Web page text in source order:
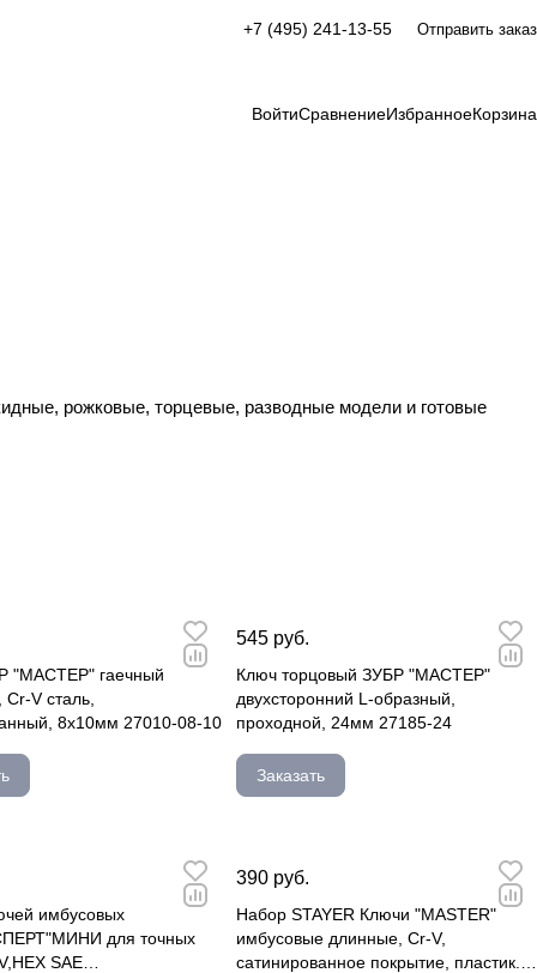
+7 (495) 241-13-55 Отправить заказ
ВойтиСравнениеИзбранноеКорзина
рожковые, торцевые, разводные модели и готовые
"МАСТЕР" гаечный
V сталь,
8х10мм 27010-08-10
545 руб.
Ключ торцовый ЗУБР "МАСТЕР"
двухсторонний L-образный,
проходной, 24мм 27185-24
Заказать
имбусовых
для точных
SAE
390 руб.
Набор STAYER Ключи "MASTER"
имбусовые длинные, Cr-V,
сатинированное покрытие, пластик.